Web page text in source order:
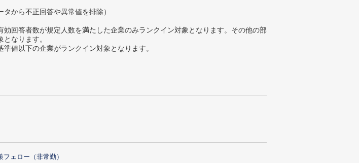
から不正回答や異常値を排除）
回答者数が規定人数を満たした企業のみランクイン対象となります。その他の部
なります。
値以下の企業がランクイン対象となります。
ェロー（非常勤）